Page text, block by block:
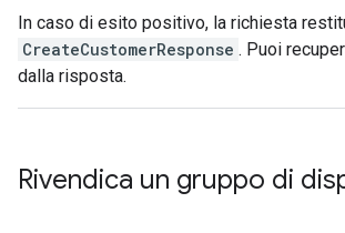
In caso di esito positivo, la richiesta
CreateCustomerResponse . Puoi
dalla risposta.
Rivendica un gruppo di